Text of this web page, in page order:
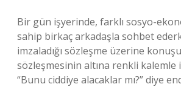
Bir gün işyerinde, farklı sosyo-
sahip birkaç arkadaşla sohbet
imzaladığı sözleşme üzerine
sözleşmesinin altına renkli kalemle
“Bunu ciddiye alacaklar mı?” diye